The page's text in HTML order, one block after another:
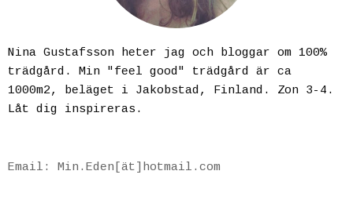
Nina Gustafsson heter jag och bloggar om 100%
trädgård. Min "feel good" trädgård är ca
1000m2, beläget i Jakobstad, Finland. Zon 3-4.
Låt dig inspireras.
Email: Min.Eden[ät]hotmail.com